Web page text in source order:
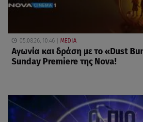
05.08.26, 10:46 MEDIA
Αγωνία και δράση με το «Dust
Sunday Premiere της Nova!